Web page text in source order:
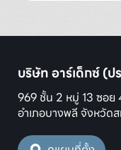
บริษัท อาร์เด็กซ์ (ป
969 ชั้น 2 หมู่ 13 ซอ
อำเภอบางพลี จังหวัด